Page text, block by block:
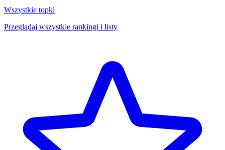
Wszystkie topki
Przeglądaj wszystkie rankingi i listy